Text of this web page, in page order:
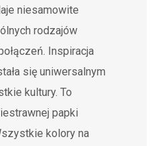
niesamowite
rodzajów
Inspiracja
się uniwersalnym
kultury. To
papki
kolory na